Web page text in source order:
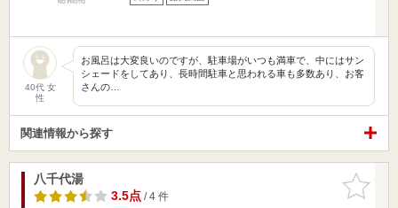
40代 女
性
お風呂は大変良いのですが、駐車場がいつも満車で、中にはサン
シェードをしてあり、長時間駐車と思われる車も多数あり、お客
さんの…
関連情報から探す
お気に入
りに追加
八千代湯
3.5点/ 4 件